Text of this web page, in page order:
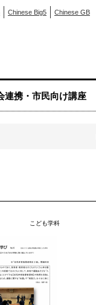
Chinese Big5 Chinese GB
連携・市民向け講座
こども学科